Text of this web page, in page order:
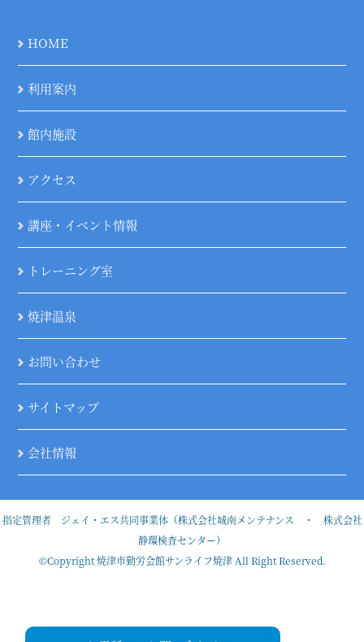
HOME
利用案内
館内施設
アクセス
講座・イベント情報
トレーニング室
焼津温泉
お問い合わせ
サイトマップ
会社情報
指定管理者 ジェイ・エス共同事業体（株式会社城南メンテナンス ・ 株式会社
静環検査センター）
©Copyright 焼津市勤労会館サンライフ焼津 All Right Reserved.